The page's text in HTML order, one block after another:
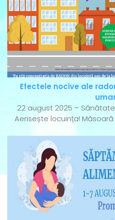
Efectele nocive ale
22 august 2025 –
Aerisește locuința!